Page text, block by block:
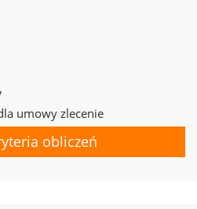
umowy zlecenie
obliczeń